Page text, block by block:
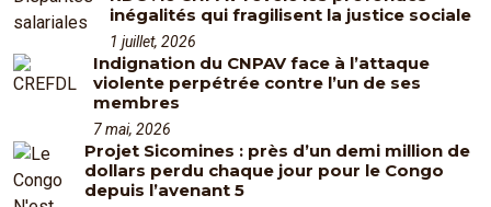
inégalités qui fragilisent la justice sociale
1 juillet, 2026
Indignation du CNPAV face à l’attaque
violente perpétrée contre l’un de ses
membres
7 mai, 2026
Projet Sicomines : près d’un demi million de
dollars perdu chaque jour pour le Congo
depuis l’avenant 5